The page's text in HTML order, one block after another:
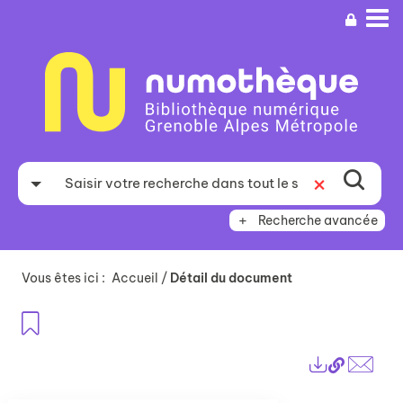
recherche
Recherche avancée
Vous êtes ici : Accueil / Détail du document
Lien